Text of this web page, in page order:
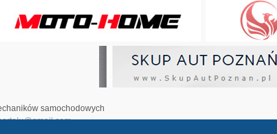
samochodowych